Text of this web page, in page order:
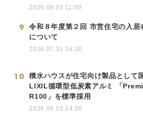
2026.08.03 11:00
9
令和８年度第２回 市営住宅の入居
について
2026.07.31 16:30
10
積水ハウスが住宅向け製品として
LIXIL循環型低炭素アルミ 「
R100」を標準採用
2026.08.03 14:30